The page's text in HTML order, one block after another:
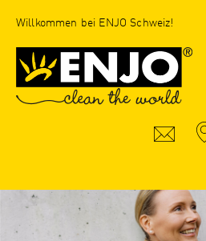
Willkommen bei ENJO Schweiz!